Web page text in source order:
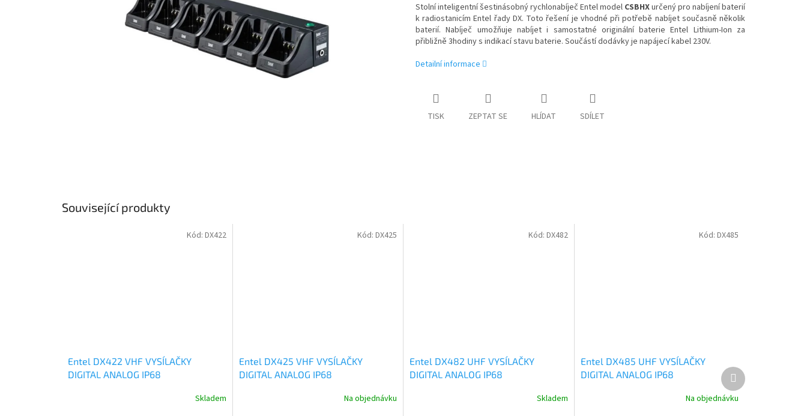
Stolní inteligentní šestinásobný rychlonabíječ Entel model CSBHXurčený pro nabíjení baterií
k radiostanicím Entel řady DX. Toto řešení je vhodné při potřebě nabíjet současně několik
baterií. Nabíječ umožňuje nabíjet i samostatné originální baterie Entel Lithium-Ion za
přibližně 3hodiny s indikací stavu baterie. Součástí dodávky je napájecí kabel 230V.
Detailní informace
TISK ZEPTAT SE HLÍDAT SDÍLET
Související produkty
Entel DX422 VHF VYSÍLAČKY
DIGITAL ANALOG IP68
Skladem
Kód: DX422
Entel DX425 VHF VYSÍLAČKY
DIGITAL ANALOG IP68
Na objednávku
Kód: DX425
Entel DX482 UHF VYSÍLAČKY
DIGITAL ANALOG IP68
Skladem
Kód: DX482
Entel DX485 UHF VYSÍLAČKY
DIGITAL ANALOG IP68
Na objednávku
Kód: DX485
Další
produkt